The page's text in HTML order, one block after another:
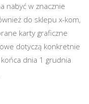
nabyć w znacznie
do sklepu x-kom,
karty graficzne
dotyczą konkretnie
dnia 1 grudnia